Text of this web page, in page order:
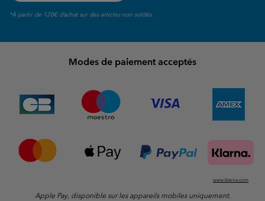
*À partir de 120€ d’achat sur des articles non soldés.
Modes de paiement acceptés
www.klarna.com
Apple Pay, disponible sur les appareils mobiles uniquement.